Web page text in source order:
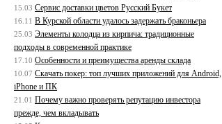
15.03 Сервис доставки цветов Русский Букет
16.11 В Курской области удалось задержать браконьера
25.03 Элементы колодца из кирпича: традиционные
подходы в современной практике
17.10 Особенности и преимущества аренды склада
10.07 Скачать покер: топ лучших приложений для Android,
iPhone и ПК
21.01 Почему важно проверять репутацию инвестора
прежде, чем вкладывать